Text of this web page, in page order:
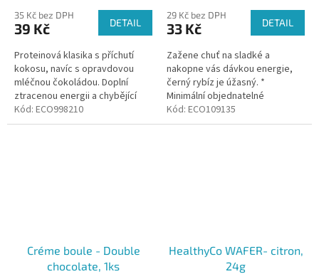
35 Kč bez DPH
39 Kč DETAIL
Proteinová klasika s příchutí
kokosu, navíc s opravdovou
mléčnou čokoládou. Doplní
ztracenou energii a chybějící
bílkoviny. * Minimální
objednatelné množství tohoto
Kód: ECO998210
29 Kč bez DPH
33 Kč DETAIL
Zažene chuť na sladké a
nakopne vás dávkou energie,
černý rybíz je úžasný. *
Minimální objednatelné
množství tohoto produktu jsou
3ks
Kód: ECO109135
Créme boule - Double
chocolate, 1ks
HealthyCo WAFER- citron,
24g